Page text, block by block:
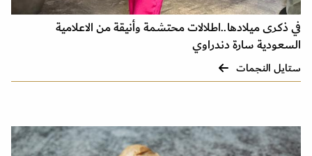
في ذكرى ميلادها..اطلالات محتشمة وأنيقة من الاعلامية
السعودية سارة دندراوي
ستايل النجمات